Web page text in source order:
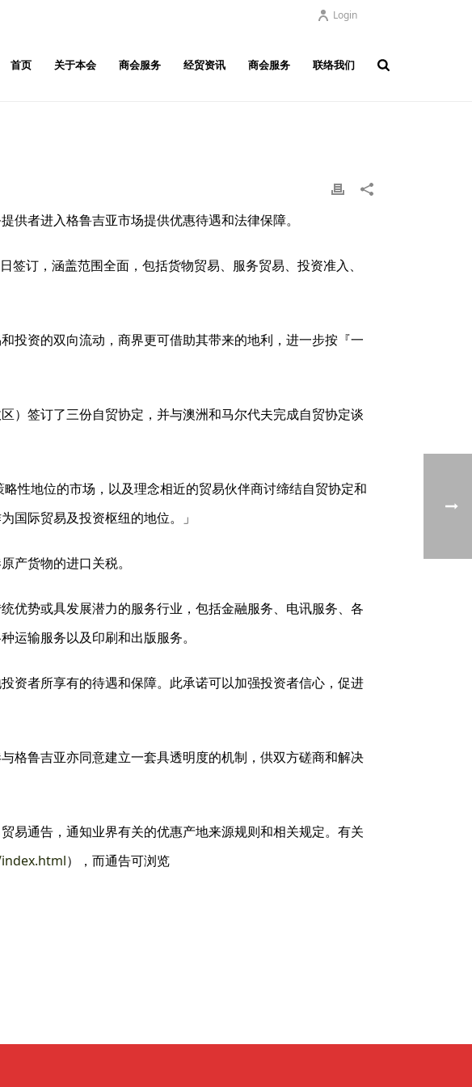
Login
首页 关于本会 商会服务 经贸资讯 商会服务 联络我们
供者进入格鲁吉亚市场提供优惠待遇和法律保障。
订，涵盖范围全面，包括货物贸易、服务贸易、投资准入、
投资的双向流动，商界更可借助其带来的地利，进一步按『一
）签订了三份自贸协定，并与澳洲和马尔代夫完成自贸协定谈
性地位的市场，以及理念相近的贸易伙伴商讨缔结自贸协定和
国际贸易及投资枢纽的地位。」
产货物的进口关税。
优势或具发展潜力的服务行业，包括金融服务、电讯服务、各
运输服务以及印刷和出版服务。
资者所享有的待遇和保障。此承诺可以加强投资者信心，促进
格鲁吉亚亦同意建立一套具透明度的机制，供双方磋商和解决
易通告，通知业界有关的优惠产地来源规则和相关规定。有关
），而通告可浏览